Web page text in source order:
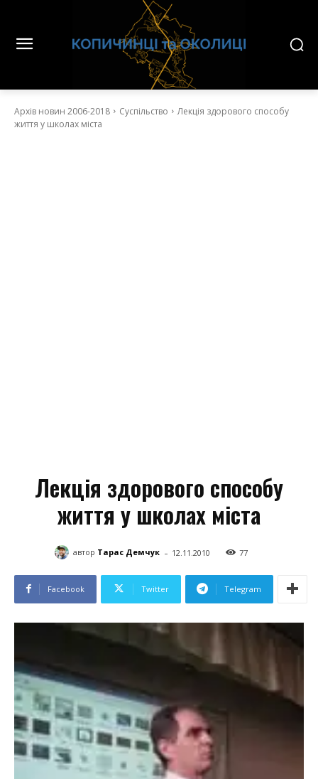
Архів новин 2006-2018 Суспільство
Лекція здорового способу
життя у школах міста
Лекція здорового способу
життя у школах міста
автор Тарас Демчук - 12.11.2010 77
Facebook Twitter Telegram